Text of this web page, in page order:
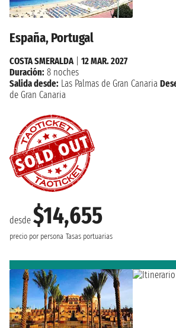
España, Portugal
desde $14,655
precio por persona Tasas portuarias
COSTA SMERALDA| 12 MAR. 2027
Duración: 8 noches
Salida desde: Las Palmas de Gran Canaria
de Gran Canaria